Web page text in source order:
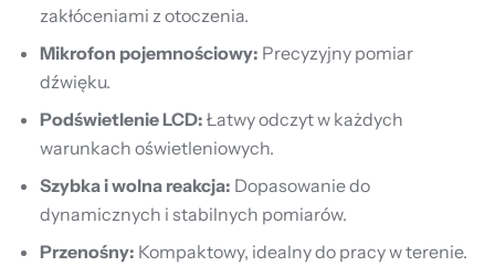
zakłóceniami z otoczenia.
Mikrofon pojemnościowy: Precyzyjny pomiar
dźwięku.
Podświetlenie LCD: Łatwy odczyt w każdych
warunkach oświetleniowych.
Szybka i wolna reakcja: Dopasowanie do
dynamicznych i stabilnych pomiarów.
Przenośny: Kompaktowy, idealny do pracy w terenie.